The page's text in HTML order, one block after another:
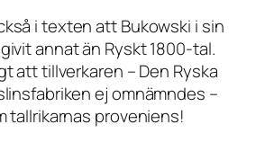
i texten att Bukowski i sin
annat än Ryskt 1800-tal.
att tillverkaren – Den Ryska
ej omnämndes –
tallrikarnas proveniens!